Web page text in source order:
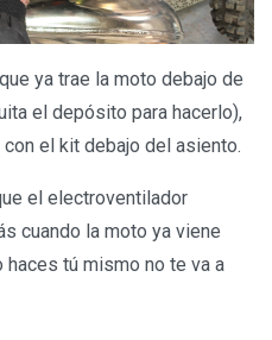
ya trae la moto debajo de
el depósito para hacerlo),
el kit debajo del asiento.
el electroventilador
cuando la moto ya viene
tú mismo no te va a